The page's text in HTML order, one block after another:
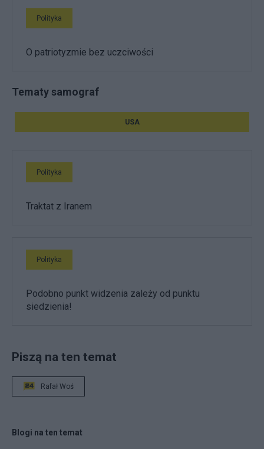
Polityka
O patriotyzmie bez uczciwości
Tematy samograf
USA
Polityka
Traktat z Iranem
Polityka
Podobno punkt widzenia zależy od punktu
siedzienia!
Piszą na ten temat
Rafał Woś
Blogi na ten temat